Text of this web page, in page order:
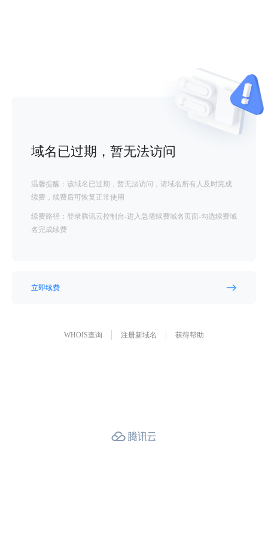
域名已过期，暂无法访问
温馨提醒：该域名已过期，暂无法访问，请域名所有人及时完成
续费，续费后可恢复正常使用
续费路径：登录腾讯云控制台-进入急需续费域名页面-勾选续费域
名完成续费
立即续费
WHOIS查询 注册新域名 获得帮助